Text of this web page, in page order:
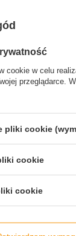
129,00 zł
cookie w celu
przeglądarce.
pliki cookie
cookie
cookie